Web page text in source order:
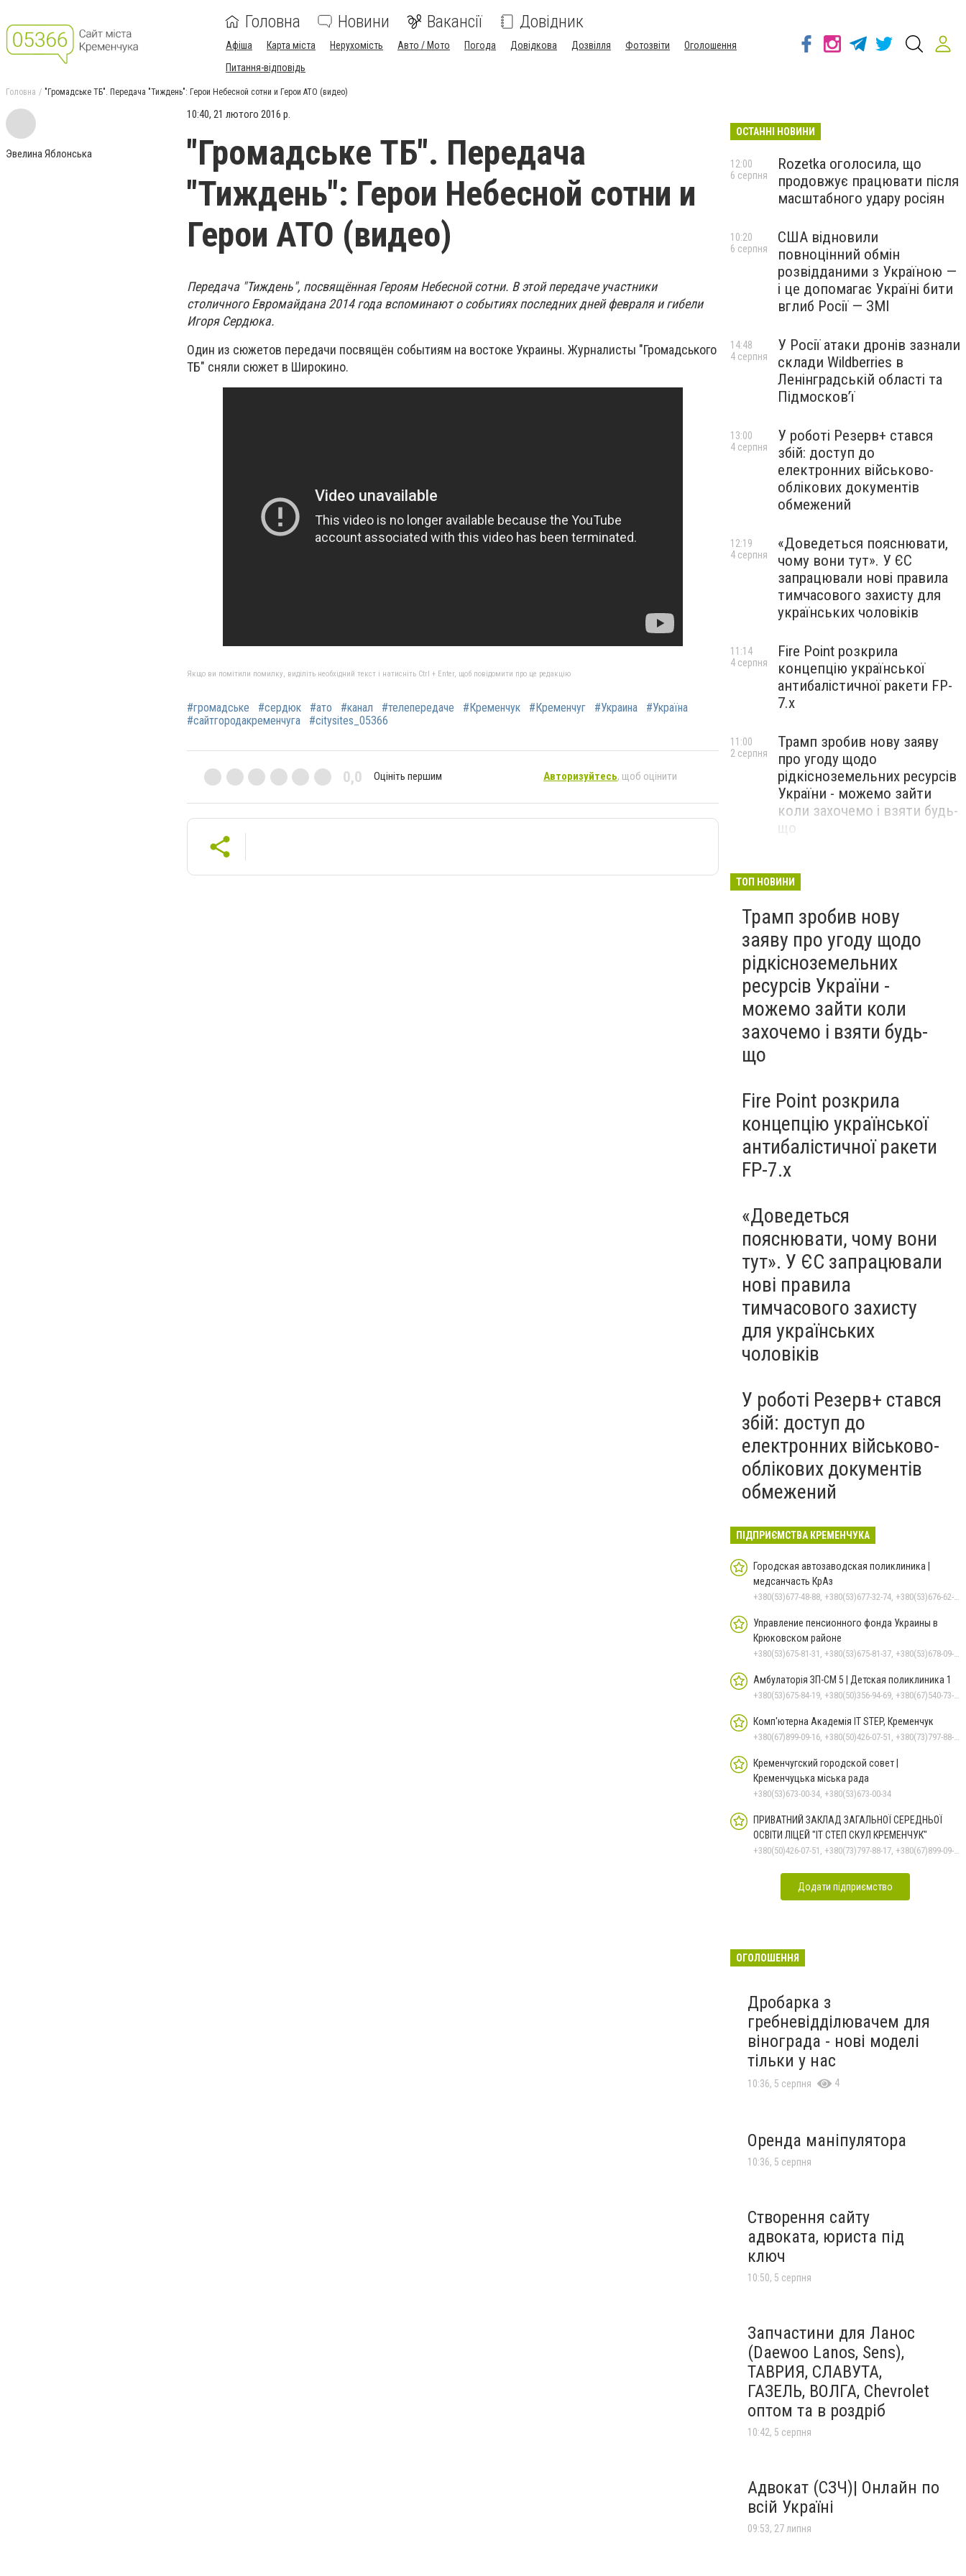
Головна Новини Вакансії Довідник
Афіша Карта міста Нерухомість Авто / Мото Погода Довідкова Дозвілля Фотозвіти
Оголошення
Питання-відповідь
Головна "Громадське ТБ". Передача "Тиждень": Герои Небесной сотни и Герои АТО (видео)
Эвелина Яблонська
10:40, 21 лютого 2016 р.
"Громадське ТБ". Передача
"Тиждень": Герои Небесной сотни и
Герои АТО (видео)
Передача "Тиждень", посвящённая Героям Небесной сотни. В этой передаче участники
столичного Евромайдана 2014 года вспоминают о событиях последних дней февраля и гибели
Игоря Сердюка.
Один из сюжетов передачи посвящён событиям на востоке Украины. Журналисты "Громадського
ТБ" сняли сюжет в Широкино.
Якщо ви помітили помилку, виділіть необхідний текст і натисніть Ctrl + Enter, щоб повідомити про це редакцію
#громадське #сердюк #ато #канал #телепередаче #Кременчук‬ #‎Кременчуг‬ #‎Украина‬
#‎Україна‬
#‎сайтгородакременчуга‬
#‎citysites_05366‬
0,0 Оцініть першим Авторизуйтесь, щоб оцінити
ОСТАННІ НОВИНИ
Rozetka оголосила, що
продовжує працювати після
масштабного удару росіян
12:00
6 серпня
США відновили
повноцінний обмін
розвідданими з Україною —
і це допомагає Україні бити
вглиб Росії — ЗМІ
10:20
6 серпня
У Росії атаки дронів зазнали
склади Wildberries в
Ленінградській області та
Підмосков’ї
14:48
4 серпня
У роботі Резерв+ стався
збій: доступ до
електронних військово-
облікових документів
обмежений
13:00
4 серпня
«Доведеться пояснювати,
чому вони тут». У ЄС
запрацювали нові правила
тимчасового захисту для
українських чоловіків
12:19
4 серпня
Fire Point розкрила
концепцію української
антибалістичної ракети FP-
7.x
11:14
4 серпня
Трамп зробив нову заяву
про угоду щодо
рідкісноземельних ресурсів
України - можемо зайти
коли захочемо і взяти будь-
що
11:00
2 серпня
призов”: ДБР проводить
ТЦК по всій Україні
31 липня
ТОП НОВИНИ
Трамп зробив нову
заяву про угоду щодо
рідкісноземельних
ресурсів України -
можемо зайти коли
захочемо і взяти будь-
що
Fire Point розкрила
концепцію української
антибалістичної ракети
FP-7.x
«Доведеться
пояснювати, чому вони
тут». У ЄС запрацювали
нові правила
тимчасового захисту
для українських
чоловіків
У роботі Резерв+ стався
збій: доступ до
електронних військово-
облікових документів
обмежений
ПІДПРИЄМСТВА КРЕМЕНЧУКА
Городская автозаводская поликлиника |
медсанчасть КрАз
+380(53)677-48-88, +380(53)677-32-74, +380(53)676-62-99, +380536766187
Управление пенсионного фонда Украины в
Крюковском районе
+380(53)675-81-31, +380(53)675-81-37, +380(53)678-09-01, +380(53)675-81-32, +380(53)675-81-40, +380(53)675-81-33, +380(53)675-81-38, +380(53)678-08-87
Амбулаторія ЗП-СМ 5 | Детская поликлиника 1
+380(53)675-84-19, +380(50)356-94-69, +380(67)540-73-87
Комп'ютерна Академія IT STEP, Кременчук
+380(67)899-09-16, +380(50)426-07-51, +380(73)797-88-17
Кременчугский городской совет |
Кременчуцька міська рада
+380(53)673-00-34, +380(53)673-00-34
ПРИВАТНИЙ ЗАКЛАД ЗАГАЛЬНОЇ СЕРЕДНЬОЇ
ОСВІТИ ЛІЦЕЙ "ІТ СТЕП СКУЛ КРЕМЕНЧУК"
+380(50)426-07-51, +380(73)797-88-17, +380(67)899-09-16
Додати підприємство
ОГОЛОШЕННЯ
Дробарка з
гребневідділювачем для
вінограда - нові моделі
тільки у нас
10:36, 5 серпня 4
Оренда маніпулятора
10:36, 5 серпня
Створення сайту
адвоката, юриста під
ключ
10:50, 5 серпня
Запчастини для Ланос
(Daewoo Lanos, Sens),
ТАВРИЯ, СЛАВУТА,
ГАЗЕЛЬ, ВОЛГА, Chevrolet
оптом та в роздріб
10:42, 5 серпня
Адвокат (СЗЧ)| Онлайн по
всій Україні
09:53, 27 липня